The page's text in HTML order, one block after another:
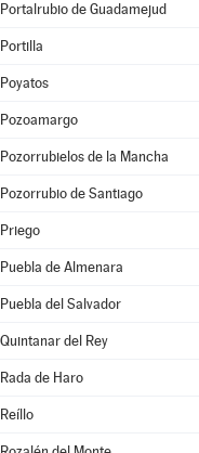
Portalrubio de Guadamejud
Portilla
Poyatos
Pozoamargo
Pozorrubielos de la Mancha
Pozorrubio de Santiago
Priego
Puebla de Almenara
Puebla del Salvador
Quintanar del Rey
Rada de Haro
Reíllo